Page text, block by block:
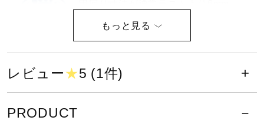
コラボ／ライセンス
セール
その他
従来のカップインソールに比べてグ
リップ性が向上。シューズ内での足
ズレを軽減し、キレのある動きをサ
レビュー★5 (1件)
PRODUCT